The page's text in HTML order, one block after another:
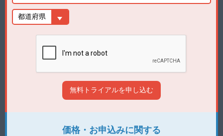
価格・お申込みに関する